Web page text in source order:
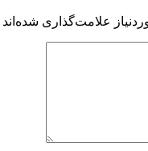
علامت‌گذاری شده‌اند